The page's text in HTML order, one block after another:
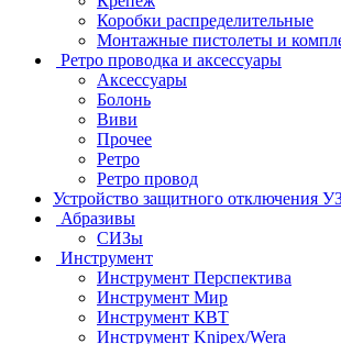
Коробки распределительные
Монтажные пистолеты и
Ретро проводка и аксессуары
Аксессуары
Болонь
Виви
Прочее
Ретро
Ретро провод
Устройство защитного отключения
Абразивы
СИЗы
Инструмент
Инструмент Перспектива
Инструмент Мир
Инструмент КВТ
Инструмент Knipex/Wera